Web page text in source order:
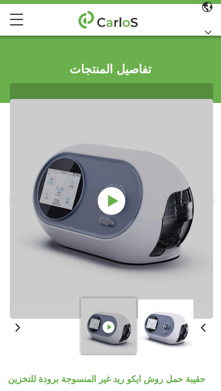
تفاصيل المنتجات
حقيبة حمل روش ايكو ريد غير المنسوجة برودة للتخزين